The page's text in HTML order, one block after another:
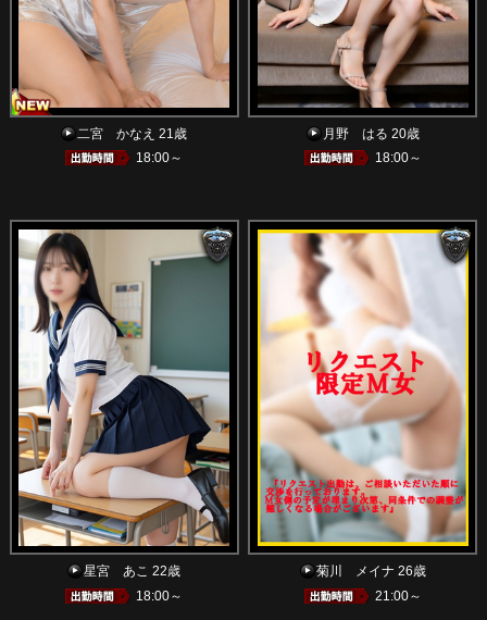
二宮 かなえ 21歳
18:00～
月野 はる 20歳
18:00～
星宮 あこ 22歳
18:00～
菊川 メイナ 26歳
21:00～